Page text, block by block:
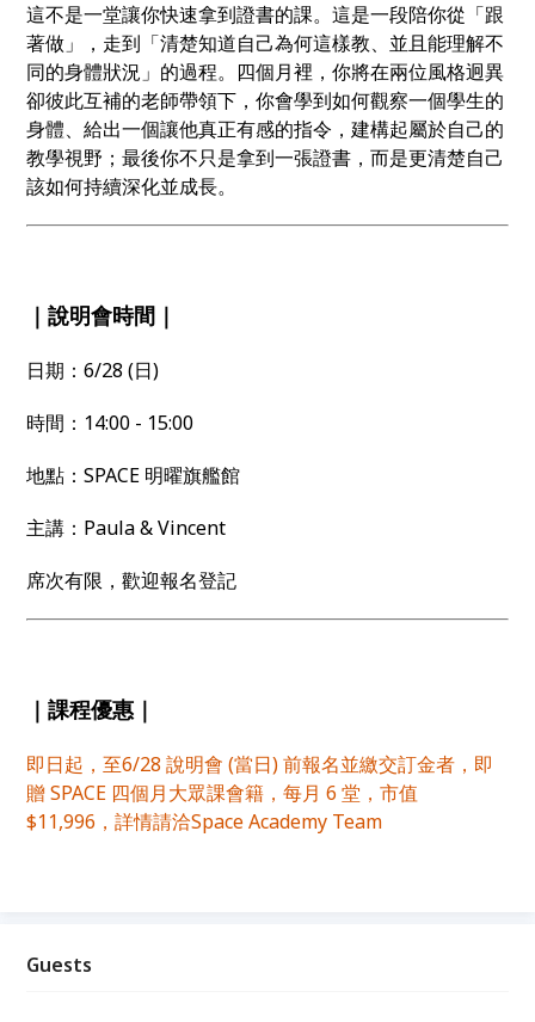
這不是一堂讓你快速拿到證書的課。這是一段陪你從「跟
著做」，走到「清楚知道自己為何這樣教、並且能理解不
同的身體狀況」的過程。四個月裡，你將在兩位風格迥異
卻彼此互補的老師帶領下，你會學到如何觀察一個學生的
身體、給出一個讓他真正有感的指令，建構起屬於自己的
教學視野；最後你不只是拿到一張證書，而是更清楚自己
該如何持續深化並成長。
｜說明會時間｜
日期：6/28 (日)
時間：14:00 - 15:00
地點：SPACE 明曜旗艦館
主講：Paula & Vincent
席次有限，歡迎報名登記
｜課程優惠 ｜
即日起，至6/28 說明會 (當日) 前報名並繳交訂金者，即
贈 SPACE 四個月大眾課會籍，每月 6 堂，市值
$11,996，詳情請洽Space Academy Team
Guests